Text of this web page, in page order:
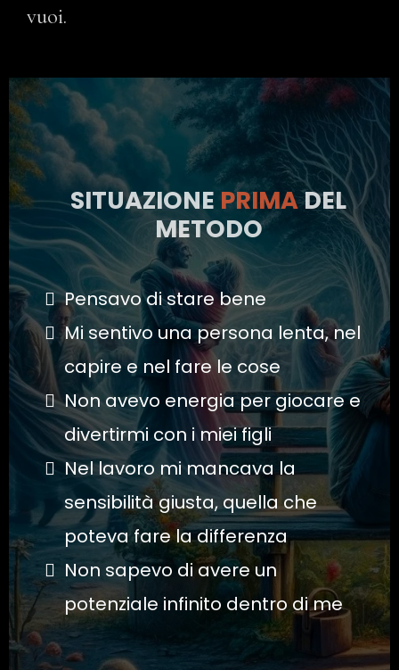
vuoi.
SITUAZIONE PRIMADEL
METODO
Pensavo di stare bene
Mi sentivo una persona lenta, nel
capire e nel fare le cose
Non avevo energia per giocare e
divertirmi con i miei figli
Nel lavoro mi mancava la
sensibilità giusta, quella che
poteva fare la differenza
Non sapevo di avere un
potenziale infinito dentro di me